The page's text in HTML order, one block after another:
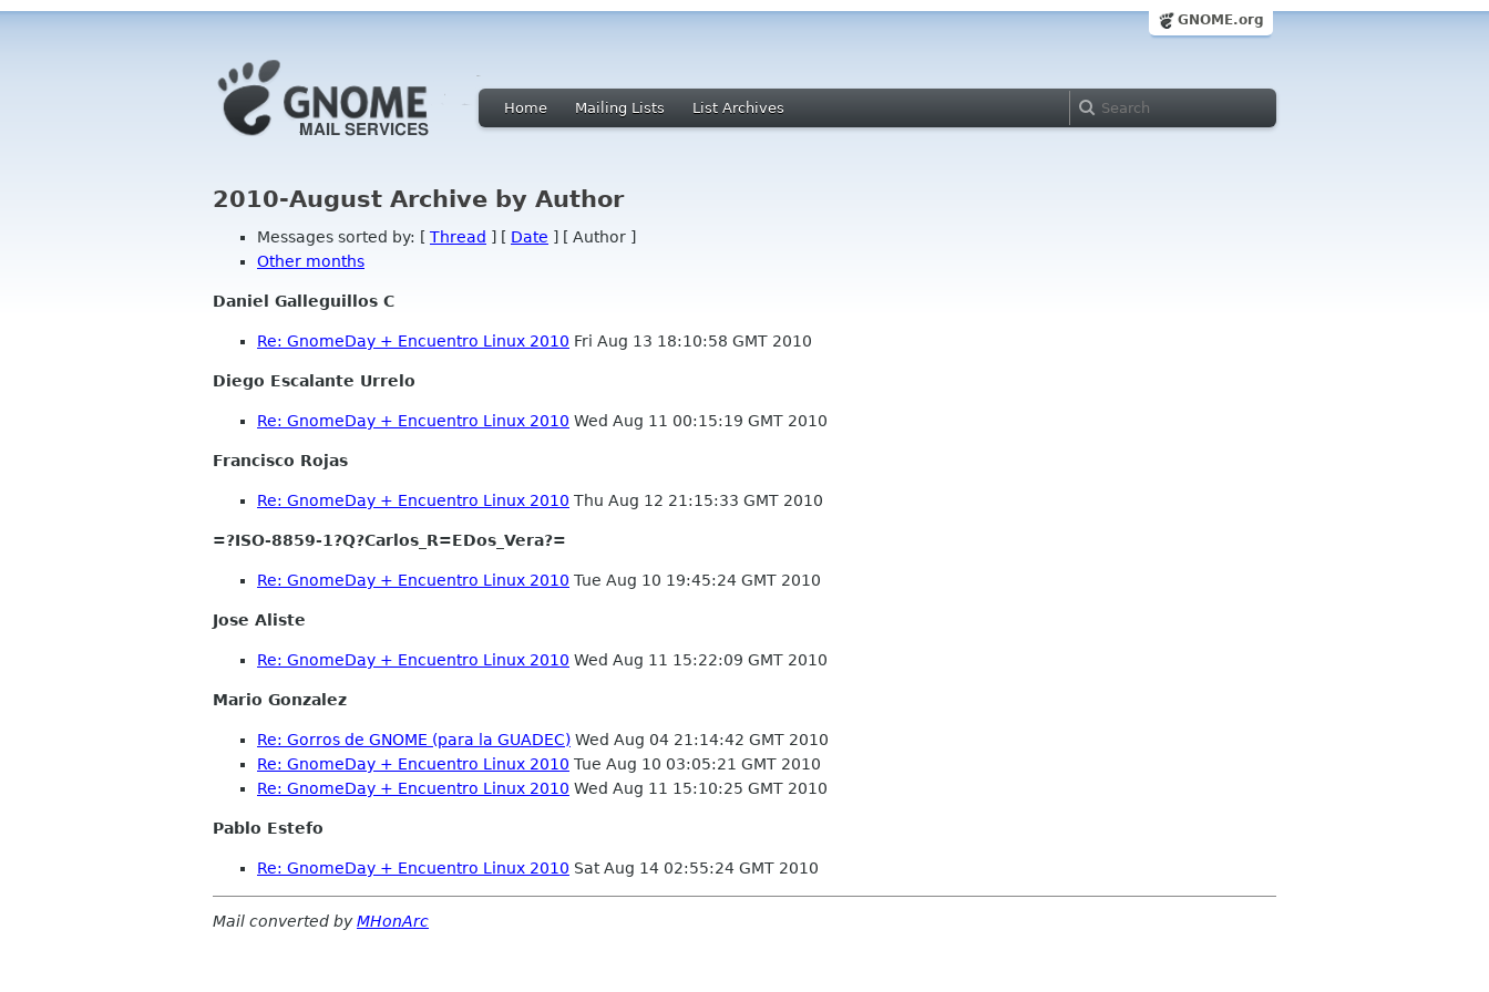
GNOME.org
Home Mailing Lists List Archives
2010-August Archive by Author
Messages sorted by: [ Thread ] [ Date ] [ Author ]
Other months
Daniel Galleguillos C
Re: GnomeDay + Encuentro Linux 2010 Fri Aug 13 18:10:58 GMT 2010
Diego Escalante Urrelo
Re: GnomeDay + Encuentro Linux 2010 Wed Aug 11 00:15:19 GMT 2010
Francisco Rojas
Re: GnomeDay + Encuentro Linux 2010 Thu Aug 12 21:15:33 GMT 2010
=?ISO-8859-1?Q?Carlos_R=EDos_Vera?=
Re: GnomeDay + Encuentro Linux 2010 Tue Aug 10 19:45:24 GMT 2010
Jose Aliste
Re: GnomeDay + Encuentro Linux 2010 Wed Aug 11 15:22:09 GMT 2010
Mario Gonzalez
Re: Gorros de GNOME (para la GUADEC) Wed Aug 04 21:14:42 GMT 2010
Re: GnomeDay + Encuentro Linux 2010 Tue Aug 10 03:05:21 GMT 2010
Re: GnomeDay + Encuentro Linux 2010 Wed Aug 11 15:10:25 GMT 2010
Pablo Estefo
Re: GnomeDay + Encuentro Linux 2010 Sat Aug 14 02:55:24 GMT 2010
Mail converted byMHonArc